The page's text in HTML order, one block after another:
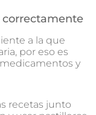
a la que
por eso es
y
recetas junto